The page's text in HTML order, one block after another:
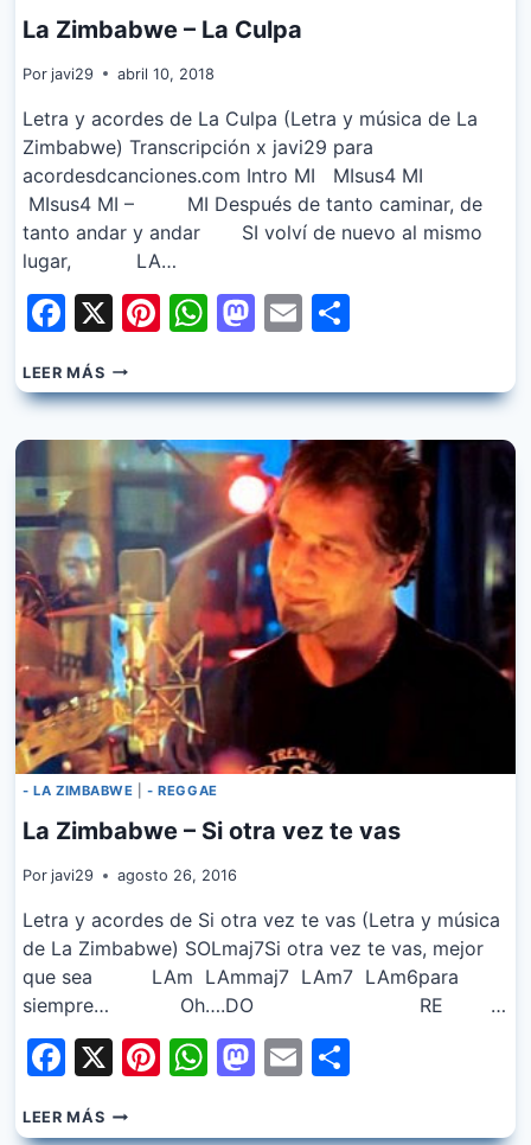
La Zimbabwe – La Culpa
Por javi29 abril 10, 2018
Letra y acordes de La Culpa (Letra y música de La
Zimbabwe) Transcripción x javi29 para
acordesdcanciones.com Intro MI MIsus4 MI
MIsus4 MI – MI Después de tanto caminar, de
tanto andar y andar SI volví de nuevo al mismo
lugar, LA…
Facebook
X Pinterest
WhatsApp
Mastodon
Email
LEER MÁSLA
ZIMBABWE
–
CULPA
- LA ZIMBABWE |- REGGAE
La Zimbabwe – Si otra vez te vas
Por javi29 agosto 26, 2016
Letra y acordes de Si otra vez te vas (Letra y música
de La Zimbabwe) SOLmaj7Si otra vez te vas, mejor
que sea LAm LAmmaj7 LAm7 LAm6para
siempre… Oh….DO RE …
Facebook
X Pinterest
WhatsApp
Mastodon
Email
LEER MÁSLA
ZIMBABWE